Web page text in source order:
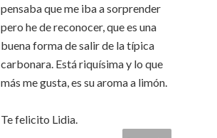
pensaba que me iba a sorprender
pero he de reconocer, que es una
buena forma de salir de la típica
carbonara. Está riquísima y lo que
más me gusta, es su aroma a limón.
Te felicito Lidia.